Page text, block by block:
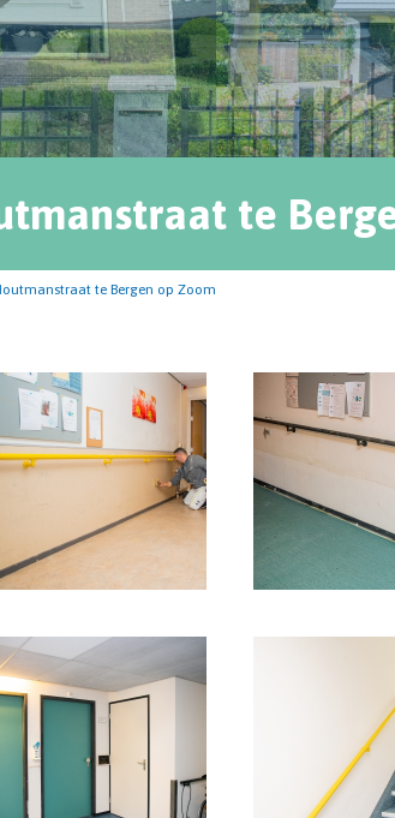
te
te Bergen op Zoom